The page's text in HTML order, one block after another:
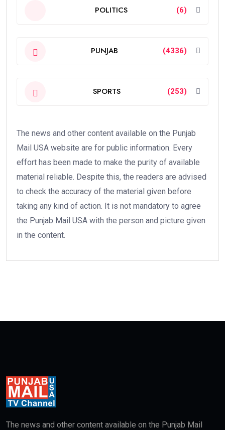
POLITICS (6)
PUNJAB (4336)
SPORTS (253)
The news and other content available on the Punjab
Mail USA website are for public information. Every
effort has been made to make the purity of available
material reliable. Despite this, the readers are advised
to check the accuracy of the material given before
taking any kind of action. It is not mandatory to agree
the Punjab Mail USA with the person and picture given
in the content.
The news and other content available on the Punjab Mail